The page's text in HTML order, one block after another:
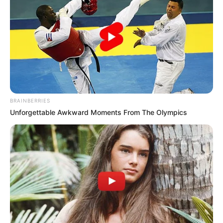
Τελευταία νέα
Εθνικό Κέντρο Αιμοδοσίας: Η προσφορά
δεν έχει εποχή αλλά αποτελεί μια
διαρκή θετική συνειδητή επιλογή
Χαλκίδα: Διασώθηκε 30χρονη μετά από
πτώση από την υψηλή γέφυρα –
Αριστοτέλης Δαμίγος: Σε κλίμα βαθιάς
οδύνης η αποτέφρωση του συντονιστή
που έχασε τη ζωή του στη σύγκρουση
των ελικοπτέρων στην Ψάθα
Γιατί δεν υπήρχαν μικροσκοπικοί
δεινόσαυροι; – Τι αποκαλύπτουν νέες
έρευνες
BRAINBERRIES
Unforgettable Awkward Moments From The Olympics